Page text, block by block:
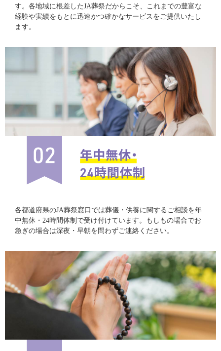
す。各地域に根差したJA葬祭だからこそ、これまでの豊富な
経験や実績をもとに迅速かつ確かなサービスをご提供いたし
ます。
各都道府県のJA葬祭窓口では葬儀・供養に関するご相談を年
中無休・24時間体制で受け付けています。もしもの場合でお
急ぎの場合は深夜・早朝を問わずご連絡ください。